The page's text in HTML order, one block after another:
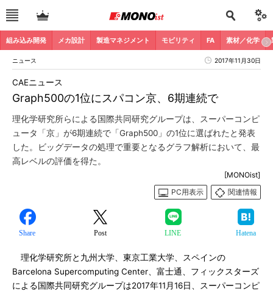
組み込み開発 メカ設計 製造マネジメント モビリティ FA 素材／化学
ニュース 2017年11月30日
Graph500の1位にスパコン京、6期連続で
CAEニュース
理化学研究所らによる国際共同研究グループは、スーパーコンピ
ュータ「京」が6期連続で「Graph500」の1位に選ばれたと発表
した。ビッグデータの処理で重要となるグラフ解析において、最
高レベルの評価を得た。
[MONOist]
PC用表示
関連情報
Share Post LINE Hatena
理化学研究所と九州大学、東京工業大学、スペインの
Barcelona Supercomputing Center、富士通、フィックスターズ
による国際共同研究グループは2017年11月16日、スーパーコンピ